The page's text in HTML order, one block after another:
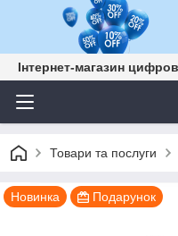
Інтернет-магазин
Товари та послуги
Новинка Подарунок